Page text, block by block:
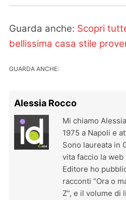
Guarda anche: Scopri
bellissima casa stile
GUARDA ANCHE:
Alessia Rocco
Mi chiamo
1975 a Napoli e
Sono laureata in
vita faccio la
Editore ho
racconti “Ora o
Z”, e il volume di